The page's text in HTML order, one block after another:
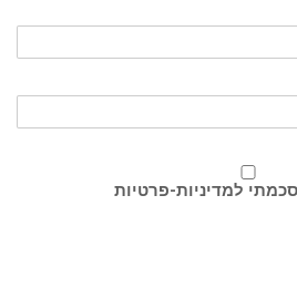
למדיניות-פרטיות